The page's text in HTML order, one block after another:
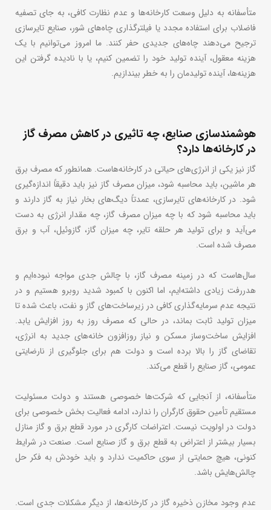
متأسفانه به دلیل وسعت کارخانه‌ها و عدم نظارت کافی، به جای تصفیه
فاضلاب برای استفاده مجدد یا فیلترگذاری چاه‌های شور، صنایع تایرسازی
ترجیح می‌دهند چاه‌های جدیدی حفر کنند. ما امروز می‌توانیم با یک
هزینه معقول، آینده تولید خود را تضمین کنیم، یا با نادیده گرفتن این
هزینه‌ها، آینده تولیدمان را به خطر بیندازیم.
هوشمندسازی صنایع، چه تاثیری در کاهش مصرف گاز
در کارخانه‌ها دارد؟
گاز نیز یکی از انرژی‌های حیاتی در کارخانه‌هاست. همانطور که مصرف برق
هر ماشین‌، باید محاسبه شود، میزان مصرف گاز نیز باید دقیقاً اندازه‌گیری
شود. در کارخانه‌های تایرسازی، عمدتاً دیگ‌های بخار نیاز به گاز دارند و
باید محاسبه شود که با چه میزان مصرف گاز، چه مقدار انرژی به دست
می‌آید و برای تولید هر حلقه تایر، چه میزان گاز، گازوئیل، آب و برق
مصرف شده است.
سال‌هاست که در زمینه مصرف گاز، با چالش جدی مواجه نبوده‌ایم و
هدررفت زیادی داشته‌ایم، اما اکنون با کمبود شدید روبرو هستیم و در
نتیجه عدم سرمایه‌گذاری کافی در زیرساخت‌های گاز و نفت، باعث شده تا
میزان تولید ثابت بماند، در حالی که مصرف روز به روز افزایش یابد.
افزایش ساخت‌وساز مسکن و نیاز روزافزون خانه‌های جدید به انرژی،
تقاضای گاز را بالا برده است و دولت هم برای جلوگیری از نارضایتی
عمومی، گاز صنایع را قطع می‌کند.
متأسفانه، از آنجایی که شرکت‌ها خصوصی هستند و دولت مسئولیت
مستقیم تأمین حقوق کارگران را ندارد، ادامه فعالیت بخش خصوصی برای
دولت در اولویت نیست. اعتراضات کارگری در مورد قطع برق و گاز منازل
بسیار بیشتر از اعتراض به قطع برق و گاز صنایع است. صنعت در شرایط
کنونی، هیچ حمایتی از سوی حاکمیت ندارد و باید خودش به فکر حل
چالش‌هایش باشد.
عدم وجود مخازن ذخیره گاز در کارخانه‌ها، از دیگر مشکلات جدی است.